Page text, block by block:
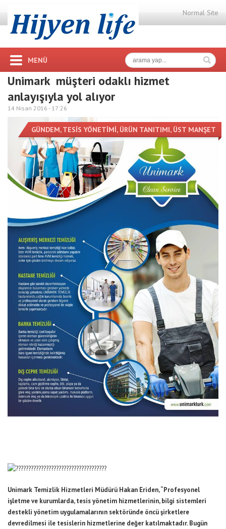
Normal Site
MENÜ
Unimark müşteri odaklı hizmet
anlayışıyla yol alıyor
14 Nisan 2016 - 17:26
GÜNDEM,TESİS YÖNETİMİ, ÜRÜN TANITIMI, ÜST MANŞET
Unimark Temizlik Hizmetleri Müdürü Hakan Eriden, “Profesyonel
işletme ve kurumlarda, tesis yönetim hizmetlerinin, bilgi sistemleri
destekli yönetim uygulamalarının sektöründe öncü şirketlere
devredilmesi ile tesislerin hizmetlerine değer katılmaktadır. Bugün